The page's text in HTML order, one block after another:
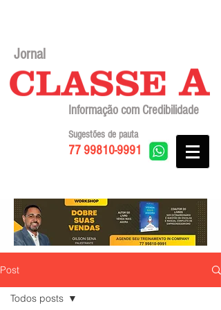
Jornal
Informação com Credibilidade
77 99810-9991
Sugestões de pauta
Post
Todos posts